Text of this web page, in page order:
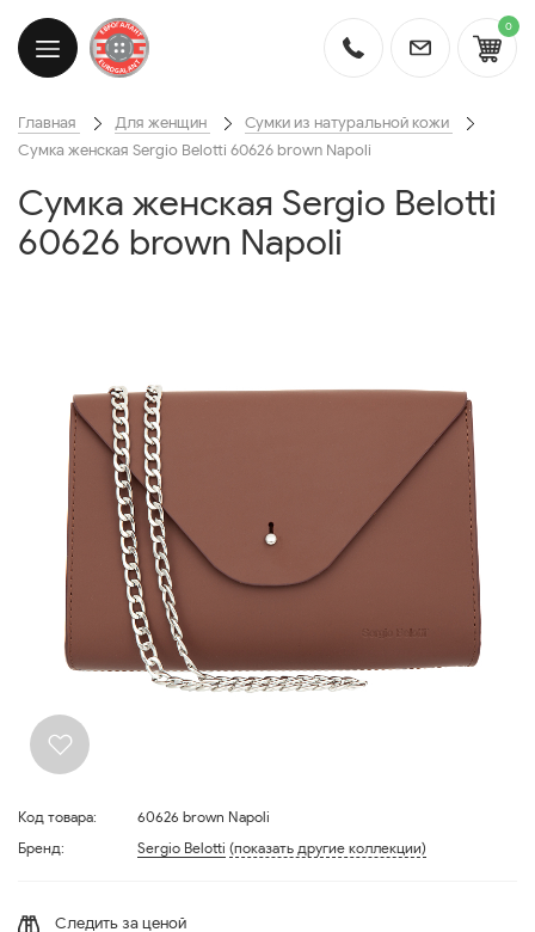
0
Главная Для женщин
Сумки из натуральной кожи
Cумка женская Sergio Belotti 60626 brown Napoli
Cумка женская Sergio Belotti
60626 brown Napoli
Код товара:
60626 brown Napoli
Бренд:
Sergio Belotti (показать другие коллекции)
Следить за ценой